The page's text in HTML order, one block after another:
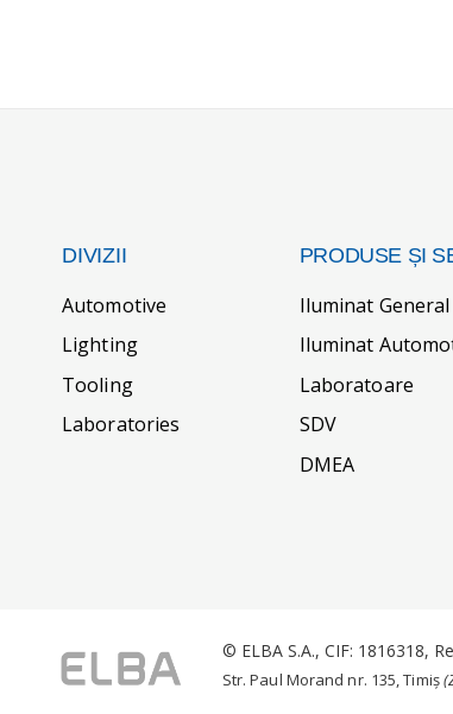
DIVIZII
Automotive
Lighting
Tooling
Laboratories
PRODUSE ȘI
Iluminat General
Iluminat
Laboratoare
SDV
DMEA
© ELBA S.A., CIF: 1816318,
Str. Paul Morand nr. 135, Timiș